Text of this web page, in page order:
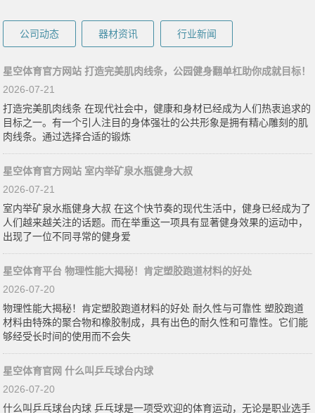
公司动态 器材资讯 行业新闻
星空体育官方网站 打造完美肌肉线条，公园健身翻单杠助你成就目标！
2026-07-21
打造完美肌肉线条 在现代社会中，健康和身材已经成为人们热衷追求的
目标之一。有一个引人注目的身体强壮的公共形象是拥有精心雕刻的肌
肉线条。通过选择合适的锻炼
星空体育官方网站 室内举矿泉水瓶健身大叔
2026-07-21
室内举矿泉水瓶健身大叔 在这个快节奏的现代生活中，健身已经成为了
人们越来越关注的话题。而在举重这一项具有显著健身效果的运动中，
出现了一位不同寻常的健身爱
星空体育平台 物理性能大揭秘！肯定塑胶跑道材料的好处
2026-07-20
物理性能大揭秘！肯定塑胶跑道材料的好处 耐久性与可靠性 塑胶跑道
材料由特殊的聚合物和橡胶制成，具有出色的耐久性和可靠性。它们能
够经受长时间的使用而不会失
星空体育官网 什么叫乒乓球台内球
2026-07-20
什么叫乒乓球台内球 乒乓球是一项受欢迎的体育运动，无论是职业选手